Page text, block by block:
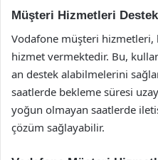
Müşteri Hizmetleri
Vodafone müşteri hizmetleri,
hizmet vermektedir. Bu,
an destek alabilmelerini
saatlerde bekleme süresi
yoğun olmayan saatlerde
çözüm sağlayabilir.